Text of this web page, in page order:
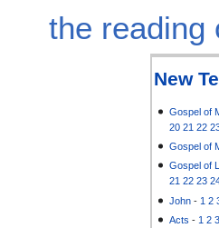
the reading
New
Gospel of
20 21 22
Gospel of
Gospel of
21 22 23
John - 1 2
Acts - 1 2